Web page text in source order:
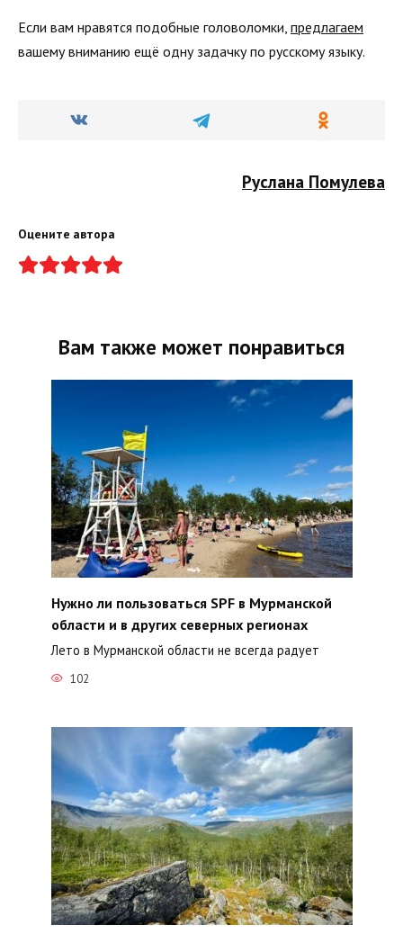
Если вам нравятся подобные головоломки, предлагаем
вашему вниманию ещё одну задачку по русскому языку.
Руслана Помулева
Оцените автора
Вам также может понравиться
Нужно ли пользоваться SPF в Мурманской
области и в других северных регионах
Лето в Мурманской области не всегда радует
102